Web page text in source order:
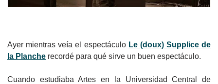
Ayer mientras veía el espectáculo Le (doux) Supplice de
la Planche recordé para qué sirve un buen espectáculo.
Cuando estudiaba Artes en la Universidad Central de